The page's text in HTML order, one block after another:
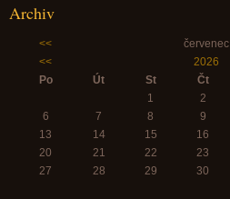
Archiv
<< červenec
<<
2026
Po
Út St Čt
1
2
6
7 8 9
13
14 15 16
20
21 22 23
27
28 29 30